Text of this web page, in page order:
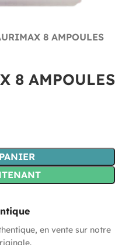
8 AMPOULES
8 AMPOULES
en vente sur notre